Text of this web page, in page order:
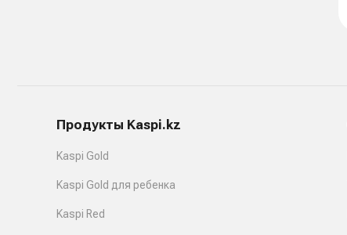
Продукты Kaspi.kz
Kaspi Gold
Kaspi Gold для ребенка
Kaspi Red